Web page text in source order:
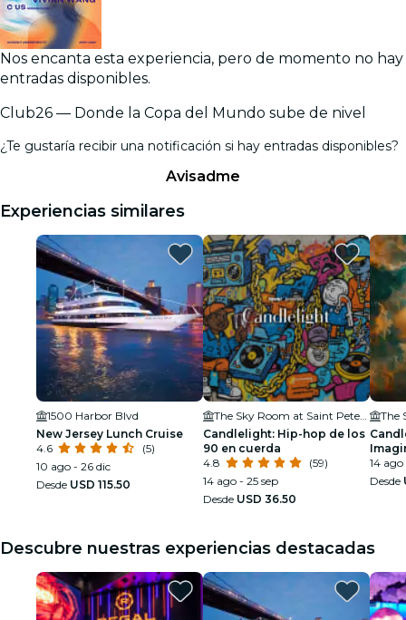
Nos encanta esta experiencia, pero de momento no hay
entradas disponibles.
Club26 — Donde la Copa del Mundo sube de nivel
¿Te gustaría recibir una notificación si hay entradas disponibles?
Avisadme
Experiencias similares
1500 Harbor Blvd
New Jersey Lunch Cruise
4.6
(5)
10 ago - 26 dic
Desde USD 115.50
Candlelight: Hip-hop de los
90 en cuerda
4.8
(59)
14 ago - 25 sep
Desde USD 36.50
14 ago
Desde
Descubre nuestras experiencias destacadas